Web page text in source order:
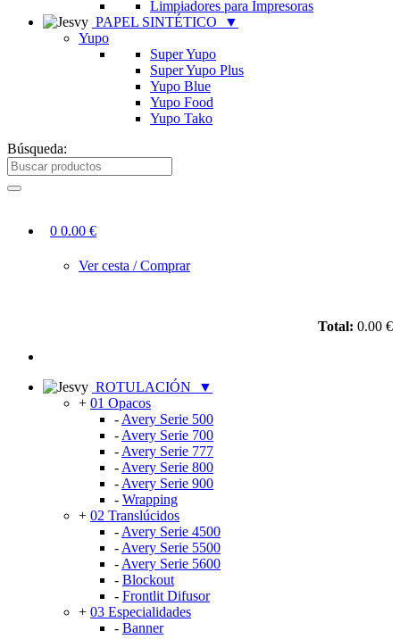
Limpiadores para Impresoras
PAPEL SINTÉTICO
▼
Yupo
Super Yupo
Super Yupo Plus
Yupo Blue
Yupo Food
Yupo Tako
Búsqueda:
0 0.00 €
Ver cesta / Comprar
Total: 0.00 €
ROTULACIÓN
▼
+ 01 Opacos
- Avery Serie 500
- Avery Serie 700
- Avery Serie 777
- Avery Serie 800
- Avery Serie 900
- Wrapping
+ 02 Translúcidos
- Avery Serie 4500
- Avery Serie 5500
- Avery Serie 5600
- Blockout
- Frontlit Difusor
+ 03 Especialidades
- Banner